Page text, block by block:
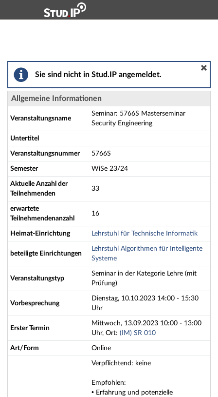
Hauptnavigation
Seminar: 5766S Masterseminar Security Engineering
Sie sind nicht in Stud.IP angemeldet.
Allgemeine Informationen
Veranstaltungsname
Seminar: 5766S Masterseminar
Security Engineering
Untertitel
Veranstaltungsnummer 5766S
Semester WiSe 23/24
Aktuelle Anzahl der
Teilnehmenden
33
erwartete
Teilnehmendenanzahl
16
Heimat-Einrichtung Lehrstuhl für Technische Informatik
beteiligte Einrichtungen
Lehrstuhl Algorithmen für Intelligente
Systeme
Veranstaltungstyp
Seminar in der Kategorie Lehre (mit
Prüfung)
Vorbesprechung
Dienstag, 10.10.2023 14:00 - 15:30
Uhr
Erster Termin
Mittwoch, 13.09.2023 10:00 - 13:00
Uhr, Ort: (IM) SR 010
Art/Form Online
Verpflichtend: keine
Empfohlen:
• Erfahrung und potenzielle